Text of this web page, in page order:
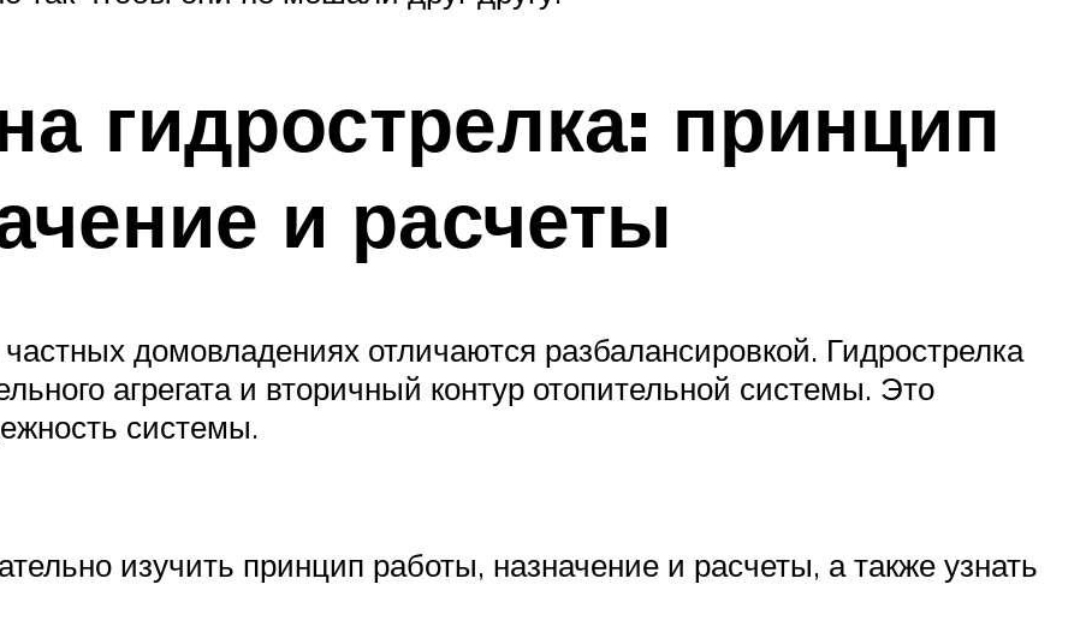
гидрострелка: принцип
и расчеты
домовладениях отличаются разбалансировкой. Гидрострелка
агрегата и вторичный контур отопительной системы. Это
системы.
изучить принцип работы, назначение и расчеты, а также узнать